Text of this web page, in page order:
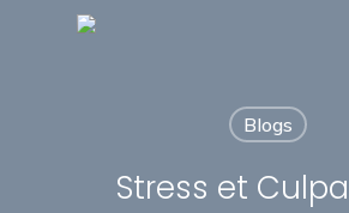
Blogs
Stress et